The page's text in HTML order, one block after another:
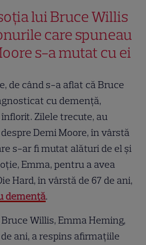
lui Bruce Willis
care spuneau
s-a mutat cu ei
de când s-a aflat că Bruce
cu demență,
Zilele trecute, au
Demi Moore, în vârstă
s-ar fi mutat alături de el și
Emma, pentru a avea
Hard, în vârstă de 67 de ani,
demență.
Willis, Emma Heming,
ani, a respins afirmațiile